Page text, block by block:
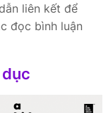
liên kết để
đọc bình luận